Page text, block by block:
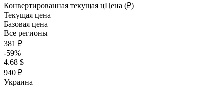
Конвертированная текущая цЦена (₽)
Текущая цена
Базовая цена
Все регионы
381 ₽
-59%
4.68 $
940 ₽
Украина